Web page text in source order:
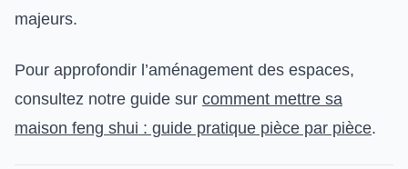
majeurs.
Pour approfondir l’aménagement des espaces,
consultez notre guide sur comment mettre sa
maison feng shui : guide pratique pièce par pièce.